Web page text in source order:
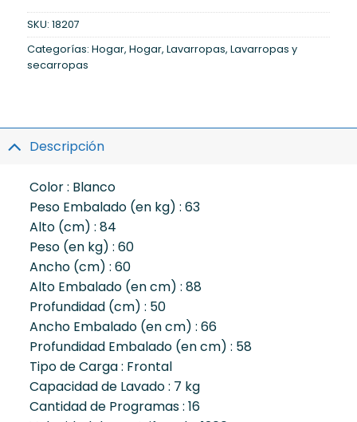
SKU: 18207
Categorías: Hogar, Hogar, Lavarropas, Lavarropas y
secarropas
Descripción
Color : Blanco
Peso Embalado (en kg) : 63
Alto (cm) : 84
Peso (en kg) : 60
Ancho (cm) : 60
Alto Embalado (en cm) : 88
Profundidad (cm) : 50
Ancho Embalado (en cm) : 66
Profundidad Embalado (en cm) : 58
Tipo de Carga : Frontal
Capacidad de Lavado : 7 kg
Cantidad de Programas : 16